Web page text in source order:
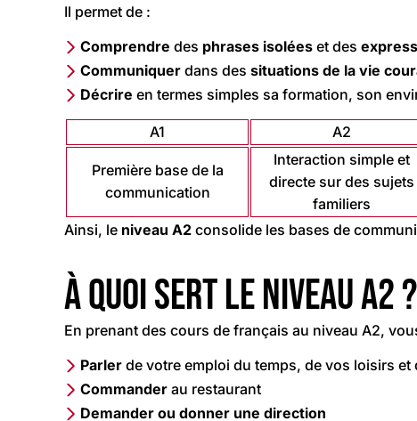
Il permet de :
Comprendre des phrases isolées et des
Communiquer dans des situations de la vie
Décrire en termes simples sa formation, son
A1 A2
Première base de la
communication
Interaction simple et
directe sur des sujets
familiers
Ainsi, le niveau A2 consolide les bases de
À quoi sert le niveau A2 ?
En prenant des cours de français au niveau A2,
Parler de votre emploi du temps, de vos loisirs et
Commander au restaurant
Demander ou donner une direction